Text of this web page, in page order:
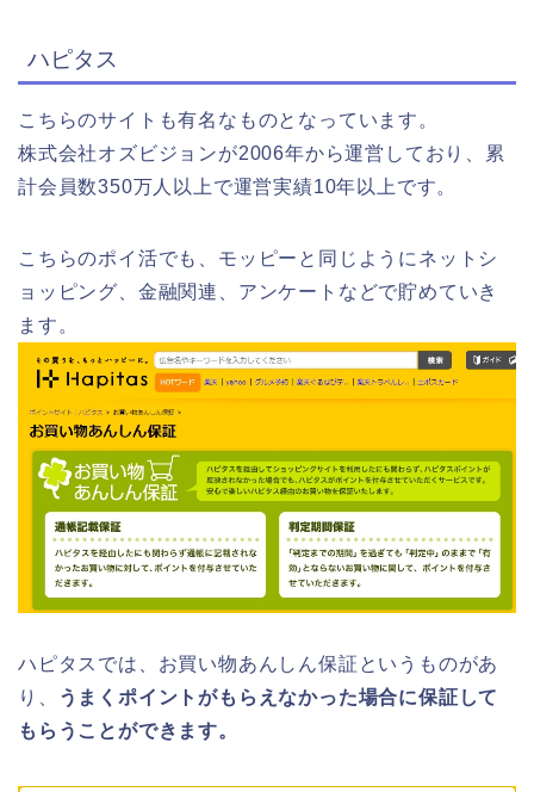
ハピタス
こちらのサイトも有名なものとなっています。
株式会社オズビジョンが2006年から運営しており、累
計会員数350万人以上で運営実績10年以上です。
こちらのポイ活でも、モッピーと同じようにネットシ
ョッピング、金融関連、アンケートなどで貯めていき
ます。
ハピタスでは、お買い物あんしん保証というものがあ
り、
うまくポイントがもらえなかった場合に保証して
もらうことができます。